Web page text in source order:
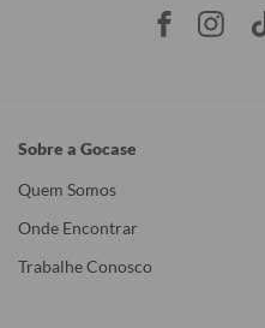
Sobre a Gocase
Quem Somos
Onde Encontrar
Trabalhe Conosco